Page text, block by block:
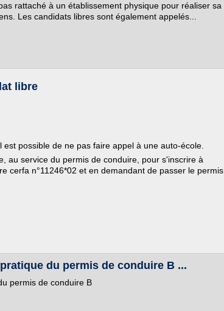
rattaché à un établissement physique pour réaliser sa
Les candidats libres sont également appelés...
libre
possible de ne pas faire appel à une auto-école.
au service du permis de conduire, pour s'inscrire à
cerfa n°11246*02 et en demandant de passer le permis
du permis de conduire B ...
permis de conduire B